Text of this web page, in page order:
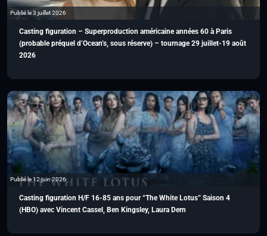
Publié le 3 juillet 2026
Casting figuration – Superproduction américaine années 60 à Paris
(probable préquel d’Ocean’s, sous réserve) – tournage 29 juillet-19 août
2026
Publié le 12 juin 2026
Casting figuration H/F 16-85 ans pour “The White Lotus” Saison 4
(HBO) avec Vincent Cassel, Ben Kingsley, Laura Dern